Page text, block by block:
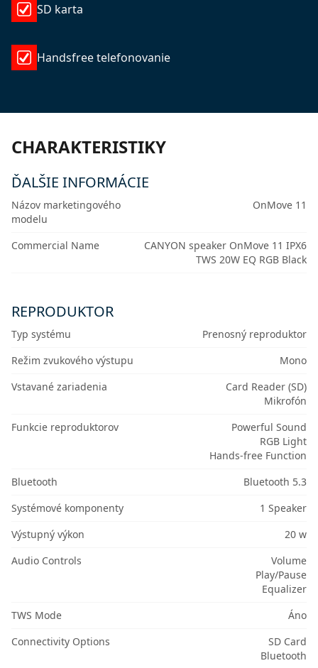
SD karta
Handsfree telefonovanie
CHARAKTERISTIKY
ĎALŠIE INFORMÁCIE
Názov marketingového
modelu
OnMove 11
Commercial Name
CANYON speaker OnMove 11 IPX6
TWS 20W EQ RGB Black
REPRODUKTOR
Typ systému
Prenosný reproduktor
Režim zvukového výstupu
Mono
Vstavané zariadenia
Card Reader (SD)
Mikrofón
Funkcie reproduktorov
Powerful Sound
RGB Light
Hands-free Function
Bluetooth
Bluetooth 5.3
Systémové komponenty
1 Speaker
Výstupný výkon
20 w
Audio Controls
Volume
Play/Pause
Equalizer
TWS Mode
Áno
Connectivity Options
SD Card
Bluetooth